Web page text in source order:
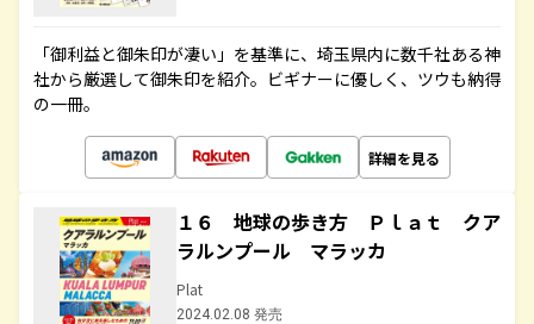
「御利益と御朱印が凄い」を基準に、埼玉県内に数千社ある神
社から厳選して御朱印を紹介。ビギナーに優しく、ツウも納得
の一冊。
詳細を見る
１６ 地球の歩き方 Ｐｌａｔ クア
ラルンプール マラッカ
Plat
2024.02.08 発売